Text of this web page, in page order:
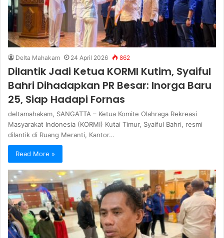
Delta Mahakam 24 April 2026 862
Dilantik Jadi Ketua KORMI Kutim, Syaiful
Bahri Dihadapkan PR Besar: Inorga Baru
25, Siap Hadapi Fornas
deltamahakam, SANGATTA – Ketua Komite Olahraga Rekreasi
Masyarakat Indonesia (KORMI) Kutai Timur, Syaiful Bahri, resmi
dilantik di Ruang Meranti, Kantor…
Read More »